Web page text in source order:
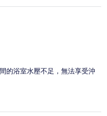
的浴室水壓不足，無法享受沖